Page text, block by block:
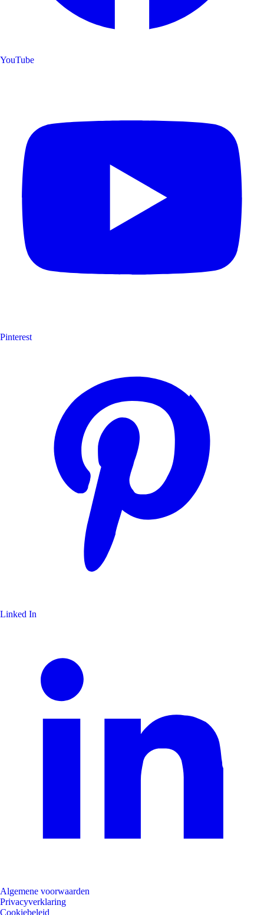
YouTube
Pinterest
Linked In
Algemene voorwaarden
Privacyverklaring
Cookiebeleid